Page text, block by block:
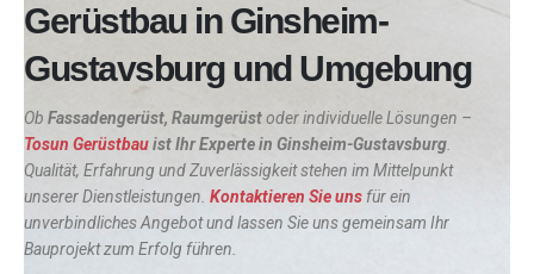
Gerüstbau in Ginsheim-
Gustavsburg und Umgebung
Ob Fassadengerüst, Raumgerüstoder individuelle Lösungen –
Tosun Gerüstbauist Ihr Experte in Ginsheim-Gustavsburg
Qualität, Erfahrung und Zuverlässigkeit stehen im Mittelpunkt
unserer Dienstleistungen. Kontaktieren Sie uns für ein
unverbindliches Angebot und lassen Sie uns gemeinsam Ihr
Bauprojekt zum Erfolg führen.